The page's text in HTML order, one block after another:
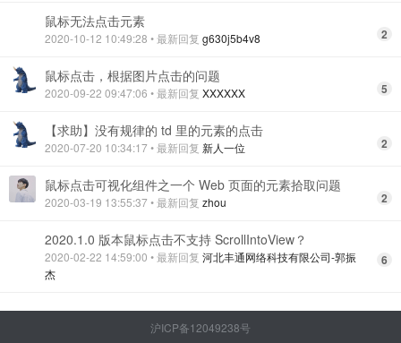
鼠标无法点击元素
2020-10-12 10:49:28 • 最新回复 g630j5b4v8 2
鼠标点击，根据图片点击的问题
2020-09-22 09:47:06 • 最新回复 XXXXXX 5
【求助】没有规律的 td 里的元素的点击
2020-07-20 10:34:17 • 最新回复 新人一位 2
鼠标点击可视化组件之一个 Web 页面的元素拾取问题
2020-03-19 13:55:37 • 最新回复 zhou 2
2020.1.0 版本鼠标点击不支持 ScrollIntoView？
2020-02-22 14:59:00 • 最新回复 河北丰通网络科技有限公司-郭振
杰
6
沪ICP备12049238号